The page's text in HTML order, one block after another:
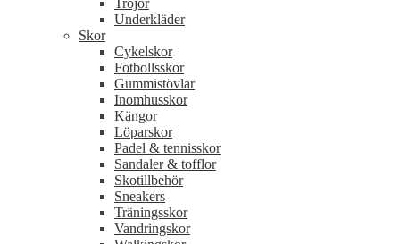
Tröjor
Underkläder
Skor
Cykelskor
Fotbollsskor
Gummistövlar
Inomhusskor
Kängor
Löparskor
Padel & tennisskor
Sandaler & tofflor
Skotillbehör
Sneakers
Träningsskor
Vandringskor